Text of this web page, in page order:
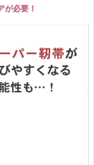
が必要！